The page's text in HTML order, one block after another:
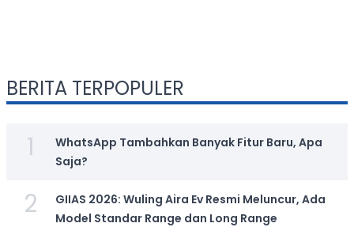
BERITA TERPOPULER
1
WhatsApp Tambahkan Banyak Fitur Baru, Apa
Saja?
2
GIIAS 2026: Wuling Aira Ev Resmi Meluncur, Ada
Model Standar Range dan Long Range